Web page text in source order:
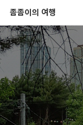
좀좀이의 여행